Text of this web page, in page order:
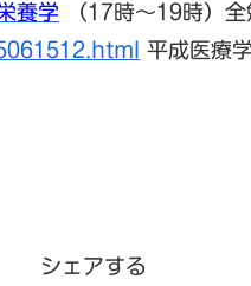
養学 （17時～19時）
平成医療
シェアする